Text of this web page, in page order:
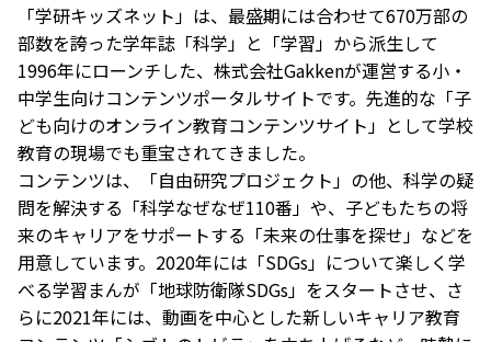
「学研キッズネット」は、最盛期には合わせて670万部の
部数を誇った学年誌「科学」と「学習」から派生して
1996年にローンチした、株式会社Gakkenが運営する小・
中学生向けコンテンツポータルサイトです。先進的な「子
ども向けのオンライン教育コンテンツサイト」として学校
教育の現場でも重宝されてきました。
コンテンツは、「自由研究プロジェクト」の他、科学の疑
問を解決する「科学なぜなぜ110番」や、子どもたちの将
来のキャリアをサポートする「未来の仕事を探せ」などを
用意しています。2020年には「SDGs」について楽しく学
べる学習まんが「地球防衛隊SDGs」をスタートさせ、さ
らに2021年には、動画を中心とした新しいキャリア教育